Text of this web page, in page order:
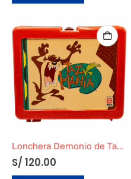
Lonchera Demonio de Tazmania Basa Original
S/ 120.00